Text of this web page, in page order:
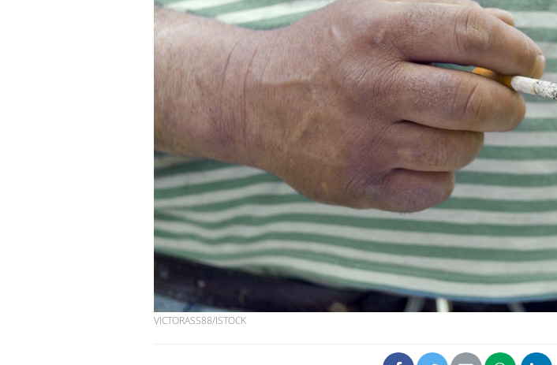
VICTORASS88/ISTOCK
Les troubles du sommeil
modifient votre cerveau !
Mon enfant est-il trop
sensible ou simplement
très empathique ?
Bébés, jeunes enfants :
quelle trousse à
pharmacie pour les
vacances ?
Syndrome métabolique
quels sont les meilleurs
exercices physiques ?
Comment éviter une
pendant les vacances ?
Hantavirus : un cas
détecté chez un
en France